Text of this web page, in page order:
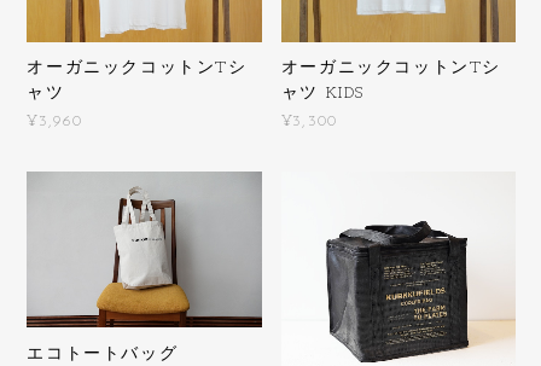
オーガニックコットンTシ
ャツ
¥3,960
オーガニックコットンTシ
ャツ KIDS
¥3,300
エコトートバッグ